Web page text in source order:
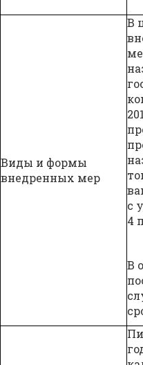
Виды и формы
внедренных мер
В
с
4
В